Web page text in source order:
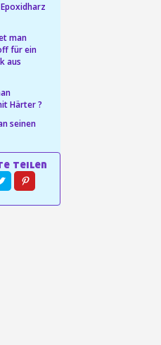
man
für ein
aus
Härter ?
seinen